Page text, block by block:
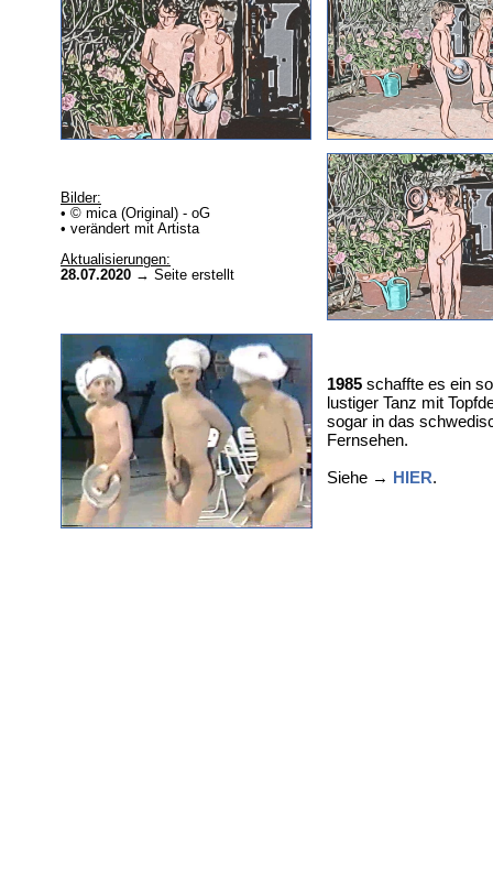
Bilder:
• © mica (Original) - oG
• verändert mit Artista
Aktualisierungen:
28.07.2020 → Seite erstellt
1985 schaffte es ein
lustiger Tanz mit
sogar in das
Fernsehen.
Siehe → HIER.